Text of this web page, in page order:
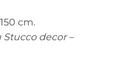
cm.
Stucco decor –